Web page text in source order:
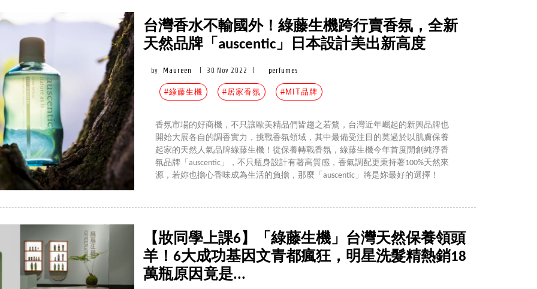
台灣香水不輸國外！綠藤生機跨行賣香氛，全新
天然品牌「auscentic」日本設計美出新高度
by Maureen 30 Nov 2022 perfumes
#綠藤生機 #居家香氛 #MIT品牌
香氛市場的好商機，不只讓歐美精品們皆趨之若鶩，台灣近年崛起的新興品牌也
開始大展各自的調香實力，挑戰香氛領域，其中最備受注目的莫過於以肌膚保養
起家的天然人氣品牌綠藤生機！從保養轉戰香氛，綠藤生機今年首度開創純淨香
氛品牌「auscentic」，不只瓶身設計有著高質感，香氣調配更秉持著100%天然來
源，若妳也擔心香味成為生活的負擔，那麼「auscentic」將是妳最好的選擇！
【妝同學上課6】「綠藤生機」台灣天然保養領頭
羊！6大成功基因文青都瘋狂，明星洗髮精熱銷18
萬瓶原因竟是...